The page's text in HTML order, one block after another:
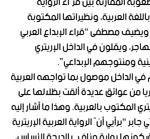
العربية، ونظيراتها المكتوبة
ويضيف مصطفى “قراء الإبداع العربي
ويقلون في الداخل الإريتري
ومنتوجهم الإبداعي”.
الداخل موصول بما تواجهه العربية
من عوائق عديدة ألقت بظلالها على
المكتوب بالعربية. وهذا ما أشار إليه
“برأيي أنّ الرواية العربية الإريترية